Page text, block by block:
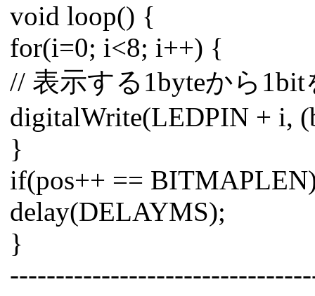
void loop() {
for(i=0; i<8; i++) {
// 表示する1byteから
digitalWrite(LEDPIN + i,
}
if(pos++ ==
delay(DELAYMS);
}